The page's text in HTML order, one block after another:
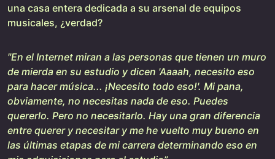
una casa entera dedicada a su arsenal de equipos
musicales, ¿verdad?
"En el Internet miran a las personas que tienen un muro
de mierda en su estudio y dicen 'Aaaah, necesito eso
para hacer música... ¡Necesito todo eso!'. Mi pana,
obviamente, no necesitas nada de eso. Puedes
quererlo. Pero no necesitarlo. Hay una gran diferencia
entre querer y necesitar y me he vuelto muy bueno en
las últimas etapas de mi carrera determinando eso en